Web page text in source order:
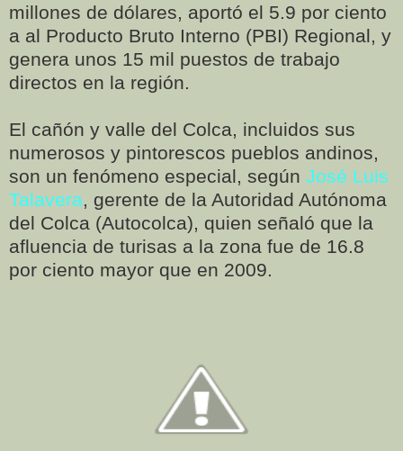
millones de dólares, aportó el 5.9 por ciento
a al Producto Bruto Interno (PBI) Regional, y
genera unos 15 mil puestos de trabajo
directos en la región.
El cañón y valle del Colca, incluidos sus
numerosos y pintorescos pueblos andinos,
son un fenómeno especial, según José Luis
Talavera , gerente de la Autoridad Autónoma
del Colca (Autocolca), quien señaló que la
afluencia de turisas a la zona fue de 16.8
por ciento mayor que en 2009.